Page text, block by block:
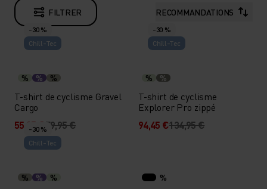
FILTRER RECOMMANDATIONS
-30 %
Chill-Tec
% % %
T-shirt de cyclisme Gravel
Cargo
55,95 €79,95 €
-30 %
Chill-Tec
% %
T-shirt de cyclisme
Explorer Pro zippé
94,45 €134,95 €
-30 %
Chill-Tec
% % % %